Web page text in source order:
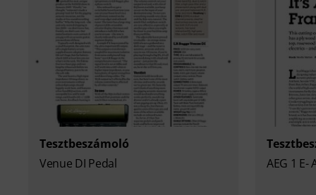
Tesztbeszámoló
Venue DI Pedal
AEG 1